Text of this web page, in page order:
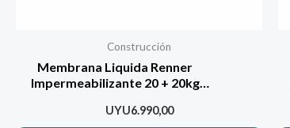
Construcción
Membrana Liquida Renner
Impermeabilizante 20 + 20kg
UYU6.990,00